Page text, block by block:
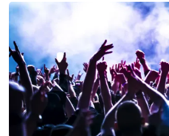
Teddy Swims
BESTEL NU